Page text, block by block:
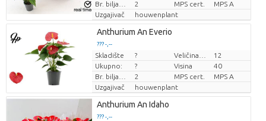
2 MPS cert.
MPS A
Uzgajivač
houwenplant
Anthurium An Everio
??? -,--
Cijena po komadu
Skladište ?
12
Ukupno:
? Visina
40
2 MPS cert.
MPS A
Uzgajivač
houwenplant
Anthurium An Idaho
??? -,--